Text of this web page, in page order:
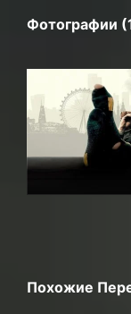
Фотографии
Похожие